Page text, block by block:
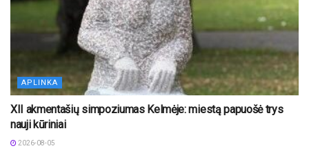
APLINKA
XII akmentašių simpoziumas Kelmėje: miestą papuošė trys
nauji kūriniai
2026-08-05